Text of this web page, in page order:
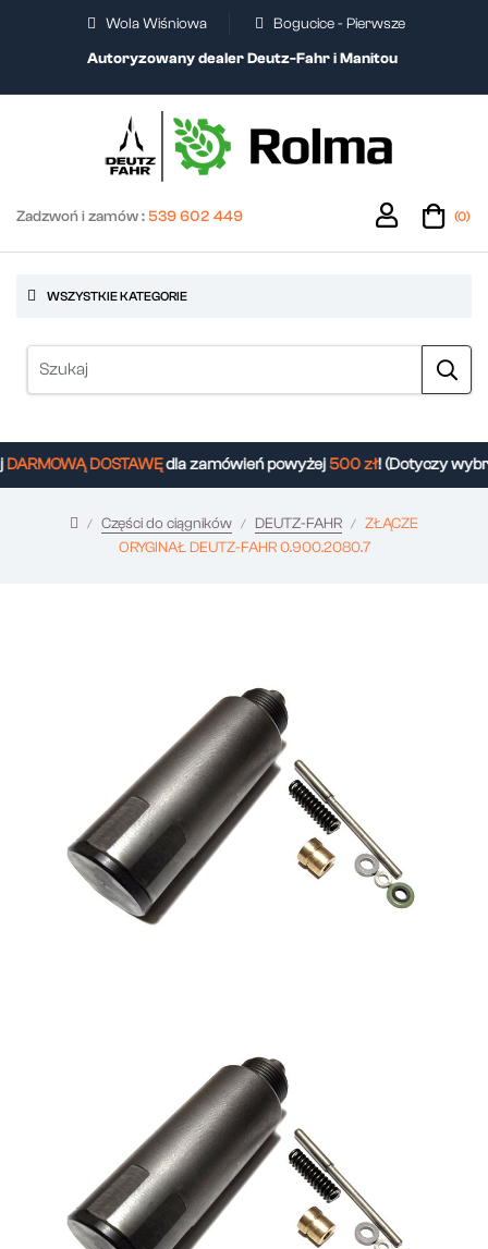
Wola Wiśniowa
Bogucice - Pierwsze
Autoryzowany dealer Deutz-Fahr i Manitou
Zadzwoń i zamów :539 602 449 (0)
WSZYSTKIE KATEGORIE
DOSTAWĘdla zamówień powyżej500 zł! (Dotyczy
Części do ciągników DEUTZ-FAHR
ZŁĄCZE
ORYGINAŁ DEUTZ-FAHR 0.900.2080.7